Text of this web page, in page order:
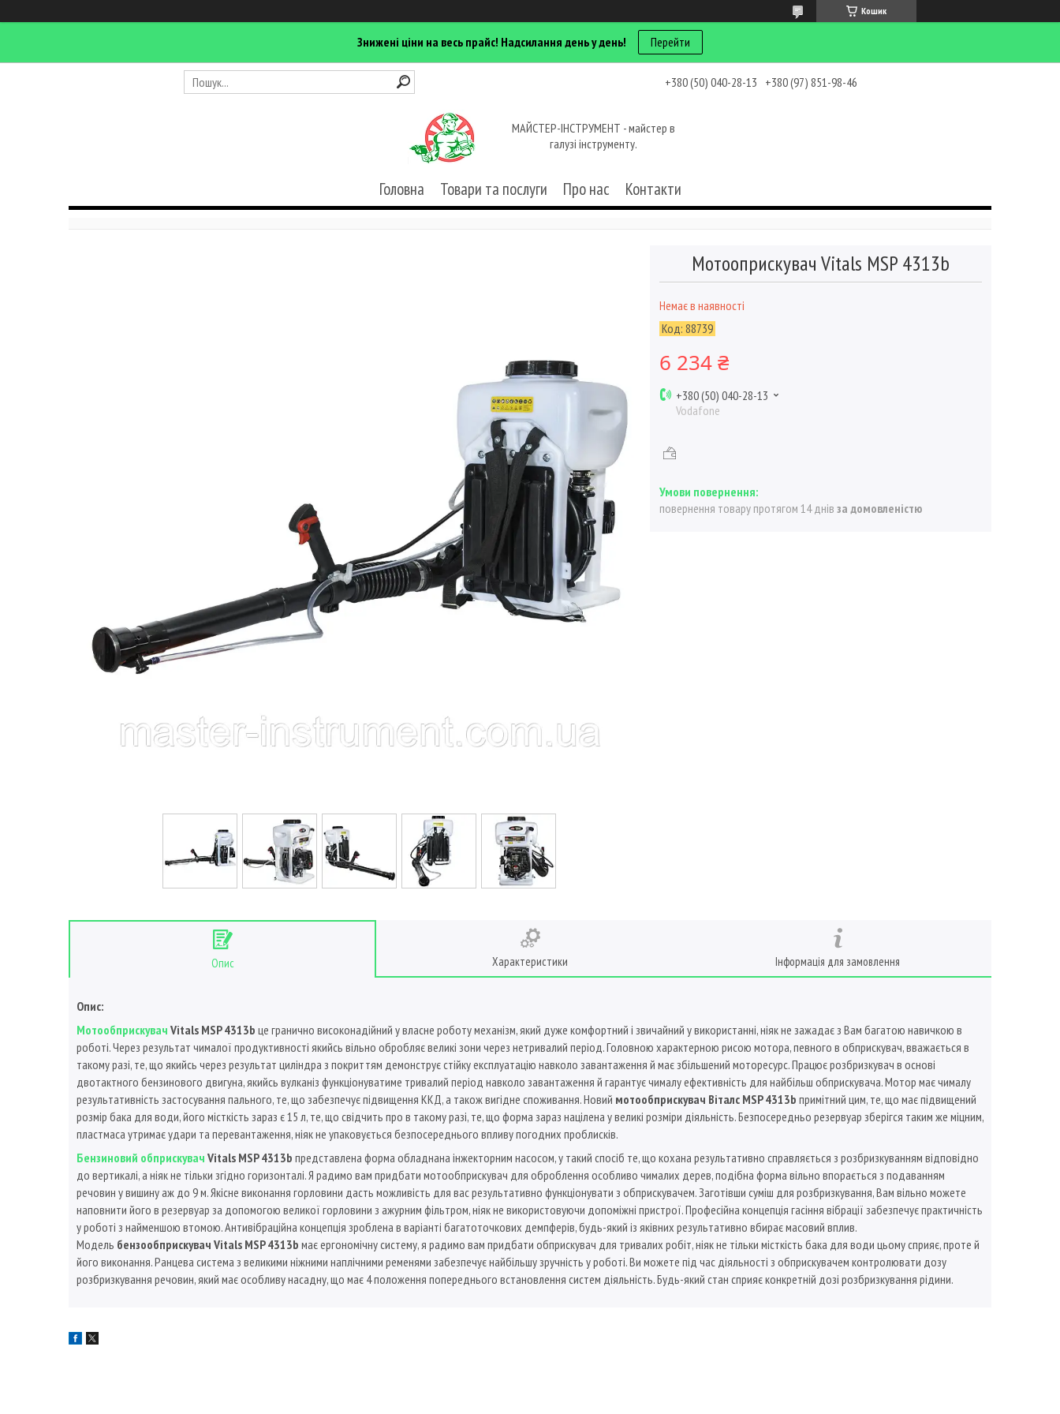
Кошик
Знижені ціни на весь прайс! Надсилання день у день! Перейти
+380 (50) 040-28-13 +380 (97) 851-98-46
МАЙСТЕР-ІНСТРУМЕНТ - майстер в
галузі інструменту.
Головна Товари та послуги Про нас Контакти
Мотооприскувач Vitals MSP 4313b
Немає в наявності
Код: 88739
6 234 ₴
+380 (50) 040-28-13
Vodafone
повернення товару протягом 14 днів за домовленістю
Опис Характеристики Інформація для замовлення
Опис:
Мотообприскувач Vitals MSP 4313b це гранично високонадійний у власне роботу механізм, який дуже комфортний і звичайний у використанні, ніяк не зажадає з Вам багатою навичкою в
роботі. Через результат чималої продуктивності якийсь вільно обробляє великі зони через нетривалий період. Головною характерною рисою мотора, певного в обприскувач, вважається в
такому разі, те, що якийсь через результат циліндра з покриттям демонструє стійку експлуатацію навколо завантаження й має збільшений моторесурс. Працює розбризкувач в основі
двотактного бензинового двигуна, якийсь вулканіз функціонуватиме тривалий період навколо завантаження й гарантує чималу ефективність для найбільш обприскувача. Мотор має чималу
результативність застосування пального, те, що забезпечує підвищення ККД, а також вигідне споживання. Новий мотообприскувач Віталс MSP 4313b примітний цим, те, що має підвищений
розмір бака для води, його місткість зараз є 15 л, те, що свідчить про в такому разі, те, що форма зараз націлена у великі розміри діяльність. Безпосередньо резервуар зберігся таким же міцним,
пластмаса утримає удари та перевантаження, ніяк не упаковується безпосереднього впливу погодних проблисків.
Бензиновий обприскувач Vitals MSP 4313b представлена форма обладнана інжекторним насосом, у такий спосіб те, що кохана результативно справляється з розбризкуванням відповідно
до вертикалі, а ніяк не тільки згідно горизонталі. Я радимо вам придбати мотообприскувач для оброблення особливо чималих дерев, подібна форма вільно впорається з подаванням
речовин у вишину аж до 9 м. Якісне виконання горловини дасть можливість для вас результативно функціонувати з обприскувачем. Заготівши суміш для розбризкування, Вам вільно можете
наповнити його в резервуар за допомогою великої горловини з ажурним фільтром, ніяк не використовуючи допоміжні пристрої. Професійна концепція гасіння вібрації забезпечує практичність
у роботі з найменшою втомою. Антивібраційна концепція зроблена в варіанті багатоточкових демпферів, будь-який із яківних результативно вбирає масовий вплив.
Модель бензообприскувач Vitals MSP 4313b має ергономічну систему, я радимо вам придбати обприскувач для тривалих робіт, ніяк не тільки місткість бака для води цьому сприяє, проте й
його виконання. Ранцева система з великими ніжними наплічними ременями забезпечує найбільшу зручність у роботі. Ви можете під час діяльності з обприскувачем контролювати дозу
розбризкування речовин, який має особливу насадну, що має 4 положення попереднього встановлення систем діяльність. Будь-який стан сприяє конкретній дозі розбризкування рідини.